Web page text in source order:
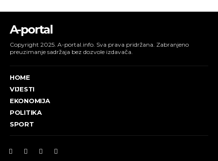
A-portal
Copyright 2025. A-portal.info. Sva prava pridržana. Zabranjeno
preuzimanje sadržaja bez dozvole izdavača.
HOME
VIJESTI
EKONOMIJA
POLITIKA
SPORT